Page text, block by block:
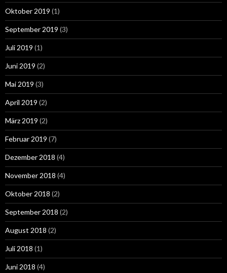
Oktober 2019 (1)
September 2019 (3)
Juli 2019 (1)
Juni 2019 (2)
Mai 2019 (3)
April 2019 (2)
März 2019 (2)
Februar 2019 (7)
Dezember 2018 (4)
November 2018 (4)
Oktober 2018 (2)
September 2018 (2)
August 2018 (2)
Juli 2018 (1)
Juni 2018 (4)